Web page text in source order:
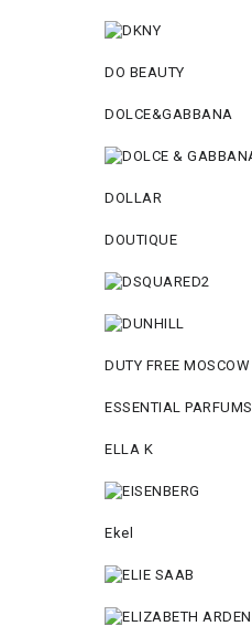
DO BEAUTY
DOLCE&GABBANA
DOLLAR
DOUTIQUE
DUTY FREE MOSCOW
ESSENTIAL PARFUMS
ELLA K
Ekel